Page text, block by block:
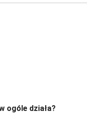
ogóle działa?